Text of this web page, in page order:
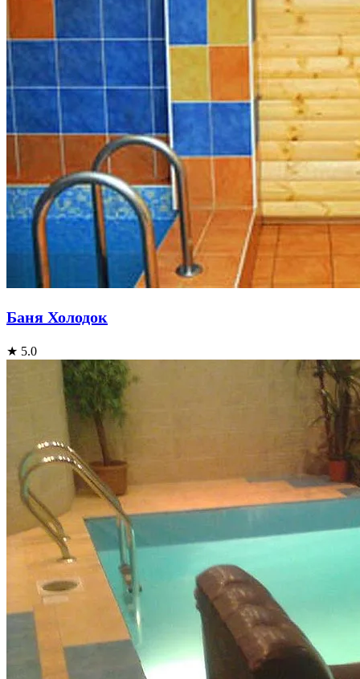
Баня Холодок
★ 5.0